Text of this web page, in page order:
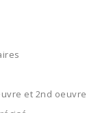
et 2nd oeuvre